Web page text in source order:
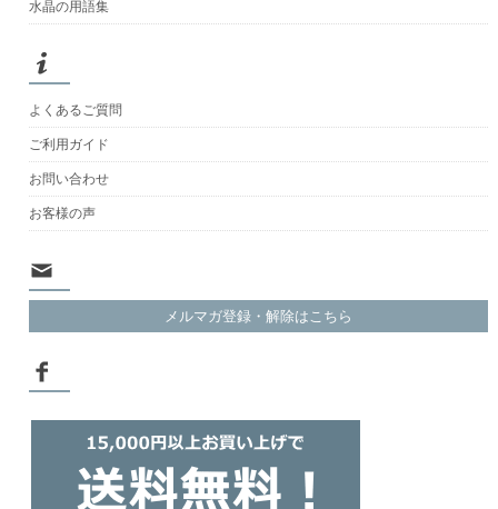
水晶の用語集
よくあるご質問
ご利用ガイド
お問い合わせ
お客様の声
メルマガ登録・解除はこちら